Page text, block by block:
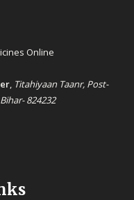
Online
, Titahiyaan Taanr, Post-
824232